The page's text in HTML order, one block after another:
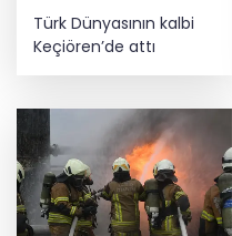
Türk Dünyasının kalbi
Keçiören’de attı